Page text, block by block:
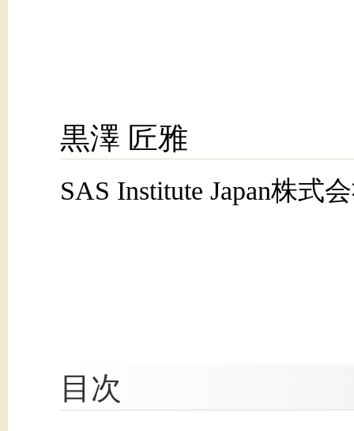
黒澤 匠雅
SAS Institute Japan株式
目次